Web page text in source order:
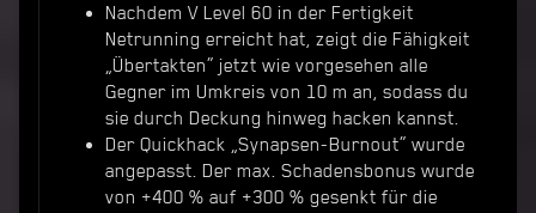
Nachdem V Level 60 in der Fertigkeit
Netrunning erreicht hat, zeigt die Fähigkeit
„Übertakten“ jetzt wie vorgesehen alle
Gegner im Umkreis von 10 m an, sodass du
sie durch Deckung hinweg hacken kannst.
Der Quickhack „Synapsen-Burnout“ wurde
angepasst. Der max. Schadensbonus wurde
von +400 % auf +300 % gesenkt für die